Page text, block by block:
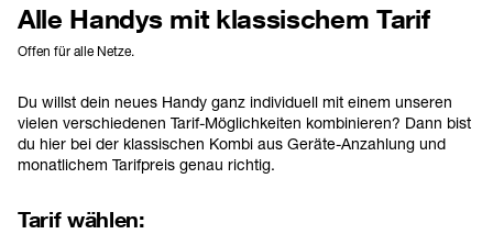
Alle Handys mit klassischem Tarif
Offen für alle Netze.
Du willst dein neues Handy ganz individuell mit einem unseren
vielen verschiedenen Tarif-Möglichkeiten kombinieren? Dann bist
du hier bei der klassischen Kombi aus Geräte-Anzahlung und
monatlichem Tarifpreis genau richtig.
Tarif wählen: